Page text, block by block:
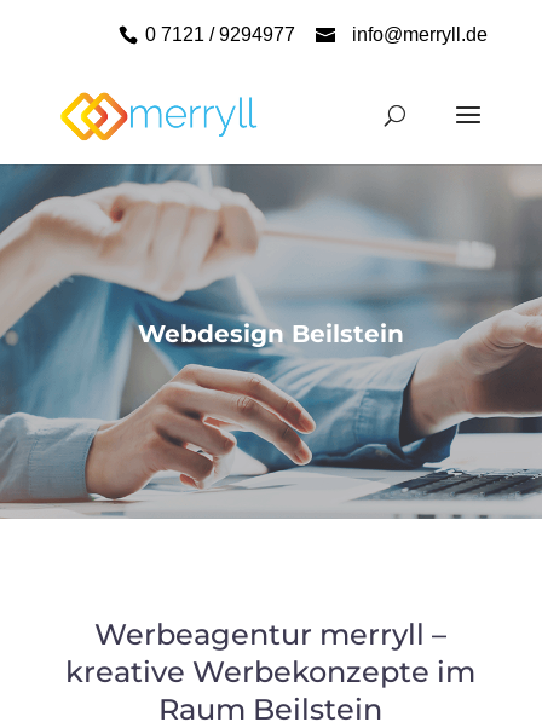
0 7121 / 9294977 info@merryll.de
Webdesign Beilstein
Werbeagentur merryll –
kreative Werbekonzepte im
Raum Beilstein